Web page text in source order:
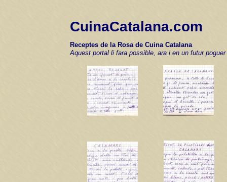
CuinaCatalana.com
Receptes de la Rosa de Cuina Catalana
Aquest portal li fara possible, ara i en un futur